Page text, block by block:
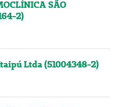
SÃO
2)
Ltda (51004348-2)